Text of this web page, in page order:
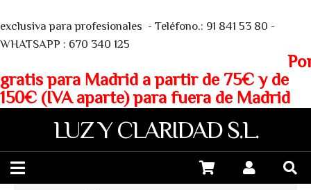
exclusiva para profesionales - Teléfono.: 91 841 53 80 -
WHATSAPP : 670 340 125
gratis para Madrid a partir de 75€ y de
150€ (IVA aparte) para fuera de Madrid
LUZ Y CLARIDAD S.L.